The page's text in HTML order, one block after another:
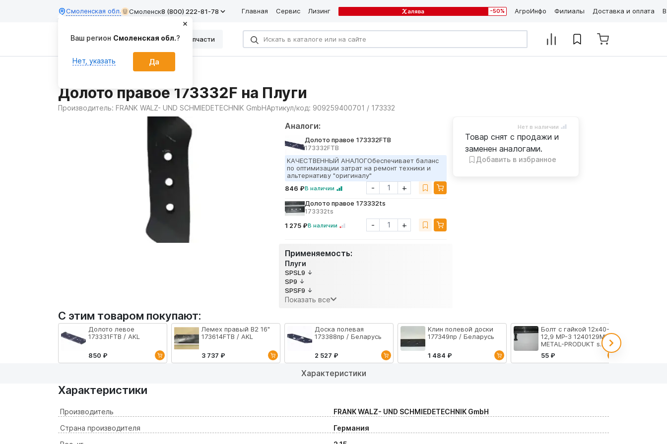
Смоленская обл. Смоленск8 (800) 222-81-78 Главная Сервис Лизинг -50% АгроИнфо Филиалы Доставка и оплата
Каталог Запчасти
Долото правое 173332F на Плуги
Производитель: FRANK WALZ- UND SCHMIEDETECHNIK GmbHАртикул/код: 909259400701 / 173332
Аналоги:
Долото правое 173332FTB
173332FTB
КАЧЕСТВЕННЫЙ АНАЛОГОбеспечивает баланс
по оптимизации затрат на ремонт техники и
альтернативу "оригиналу"
846 ₽В наличии - +
Долото правое 173332ts
173332ts
1 275 ₽В наличии - +
Применяемость:
Плуги
SPSL9
SP9
SPSF9
Показать все
Нет в наличии
Товар снят с продажи и
заменен аналогами.
Добавить в избранное
С этим товаром покупают:
Долото левое
173331FTB / AKL
850 ₽
Лемех правый B2 16"
173614FTB / AKL
3 737 ₽
Доска полевая
173388пр / Беларусь
2 527 ₽
Клин полевой доски
177349пр / Беларусь
1 484 ₽
Болт с гайкой 12х40-
12,9 MP-3 1240129MP3 /
METAL-PRODUKT s.r.o.
55 ₽
Характеристики
Характеристики
Производитель
FRANK WALZ- UND SCHMIEDETECHNIK GmbH
Страна производителя
Германия
Ваш регион Смоленская обл.?
Нет, указать Да